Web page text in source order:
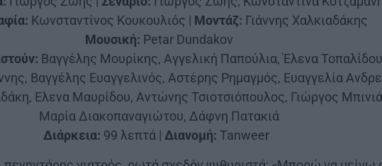
Κωνσταντίνος Κουκουλιός | Μοντάζ: Γιάννης Χαλκιαδάκης
Μουσική: Petar Dundakov
Βαγγέλης Μουρίκης, Αγγελική Παπούλια, Έλενα
Βαγγέλης Ευαγγελινός, Αστέρης Ρημαγμός, Ευαγγελία
Ελενα Μαυρίδου, Αντώνης Τσιοτσιόπουλος, Γιώργος
Μαρία Διακοπαναγιώτου, Δάφνη Πατακιά
Διάρκεια: 99 λεπτά | Διανομή: Tanweer|